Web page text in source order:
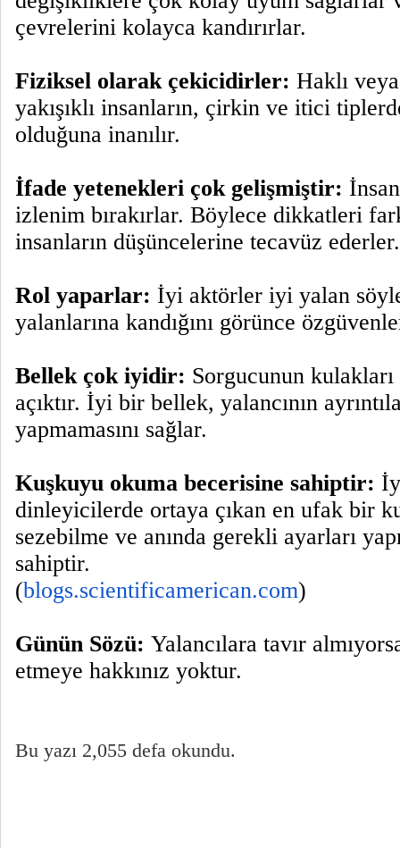
çevrelerini kolayca kandırırlar.
Fiziksel olarak çekicidirler: Haklı
yakışıklı insanların, çirkin ve itici
olduğuna inanılır.
İfade yetenekleri çok gelişmiştir:
izlenim bırakırlar. Böylece dikkatleri
insanların düşüncelerine tecavüz ederler.
Rol yaparlar: İyi aktörler iyi yalan
yalanlarına kandığını görünce
Bellek çok iyidir: Sorgucunun
açıktır. İyi bir bellek, yalancının
yapmamasını sağlar.
Kuşkuyu okuma becerisine sahiptir:
dinleyicilerde ortaya çıkan en ufak bir
sezebilme ve anında gerekli ayarları
sahiptir.
(blogs.scientificamerican.com)
Günün Sözü: Yalancılara tavır
etmeye hakkınız yoktur.
Bu yazı 2,055 defa okundu.